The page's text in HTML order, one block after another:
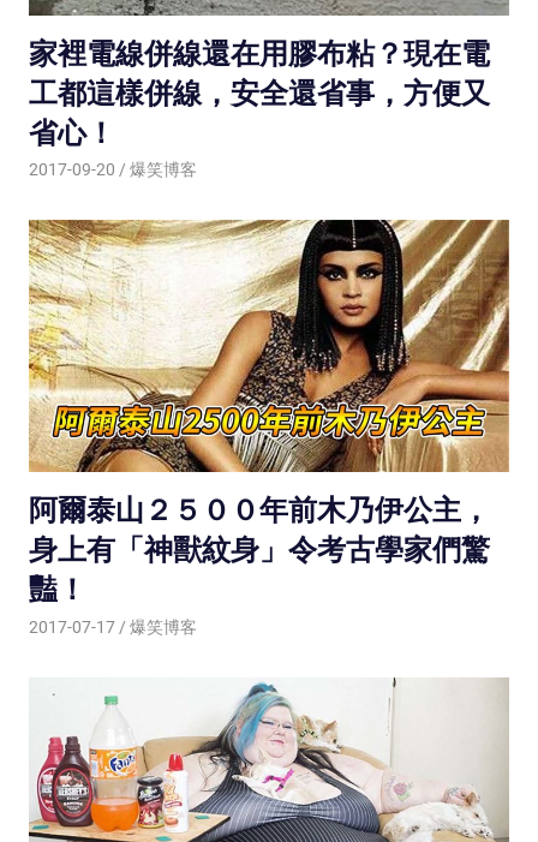
家裡電線併線還在用膠布粘？現在電
工都這樣併線，安全還省事，方便又
省心！
2017-09-20 爆笑博客
阿爾泰山２５００年前木乃伊公主，
身上有「神獸紋身」令考古學家們驚
豔！
2017-07-17 爆笑博客